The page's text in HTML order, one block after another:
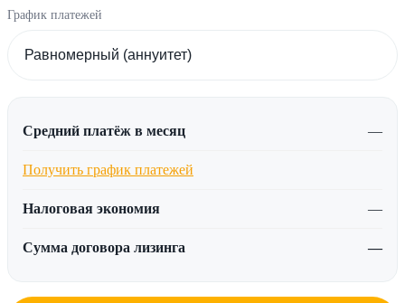
График платежей
Средний платёж в месяц —
Получить график платежей
Налоговая экономия —
Сумма договора лизинга —